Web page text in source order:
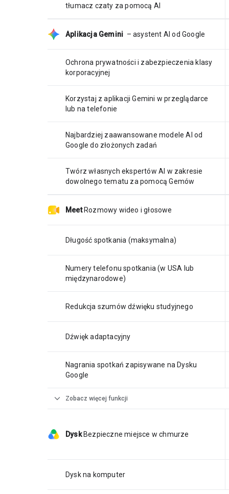
tłumacz czaty za pomocą AI
Aplikacja Gemini – asystent AI od Google
Ochrona prywatności i zabezpieczenia klasy
korporacyjnej
Korzystaj z aplikacji Gemini w przeglądarce
lub na telefonie
Najbardziej zaawansowane modele AI od
Google do złożonych zadań
Twórz własnych ekspertów AI w zakresie
dowolnego tematu za pomocą Gemów
Meet Rozmowy wideo i głosowe
Długość spotkania (maksymalna)
Numery telefonu spotkania (w USA lub
międzynarodowe)
Redukcja szumów dźwięku studyjnego
Dźwięk adaptacyjny
Nagrania spotkań zapisywane na Dysku
Google
expand_more Zobacz więcej funkcji
Dysk Bezpieczne miejsce w chmurze
Dysk na komputer